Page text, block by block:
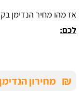
אז מהו מחיר הנדימן
לכם:
₪ מחירון